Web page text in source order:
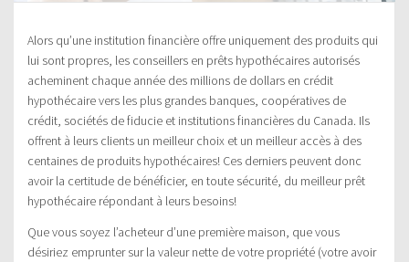
Alors qu’une institution financière offre uniquement des produits qui
lui sont propres, les conseillers en prêts hypothécaires autorisés
acheminent chaque année des millions de dollars en crédit
hypothécaire vers les plus grandes banques, coopératives de
crédit, sociétés de fiducie et institutions financières du Canada. Ils
offrent à leurs clients un meilleur choix et un meilleur accès à des
centaines de produits hypothécaires! Ces derniers peuvent donc
avoir la certitude de bénéficier, en toute sécurité, du meilleur prêt
hypothécaire répondant à leurs besoins!
Que vous soyez l’acheteur d’une première maison, que vous
désiriez emprunter sur la valeur nette de votre propriété (votre avoir